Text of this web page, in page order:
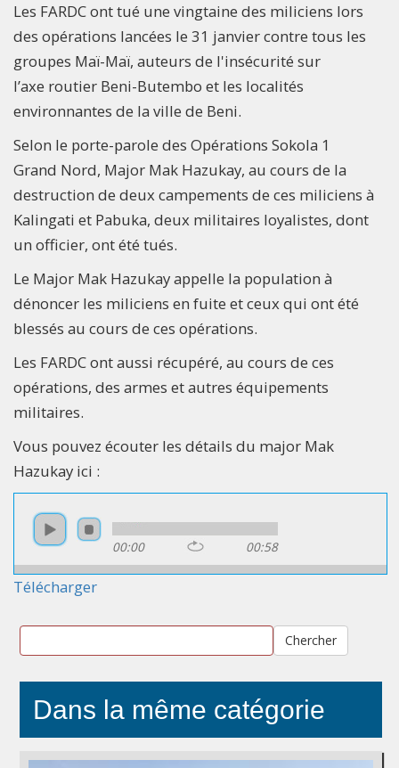
Les FARDC ont tué une vingtaine des miliciens lors
des opérations lancées le 31 janvier contre tous les
groupes Maï-Maï, auteurs de l'insécurité sur
l’axe routier Beni-Butembo et les localités
environnantes de la ville de Beni.
Selon le porte-parole des Opérations Sokola 1
Grand Nord, Major Mak Hazukay, au cours de la
destruction de deux campements de ces miliciens à
Kalingati et Pabuka, deux militaires loyalistes, dont
un officier, ont été tués.
Le Major Mak Hazukay appelle la population à
dénoncer les miliciens en fuite et ceux qui ont été
blessés au cours de ces opérations.
Les FARDC ont aussi récupéré, au cours de ces
opérations, des armes et autres équipements
militaires.
Vous pouvez écouter les détails du major Mak
Hazukay ici :
00:00 00:58
Télécharger
Chercher
Dans la même catégorie